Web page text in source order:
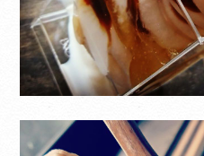
機械的に翻訳されま
法などが正確でない
精度にともなう間違
社では責任を負うこ
ページ内のテキスト
像・添付ファイルな
ものもありますので